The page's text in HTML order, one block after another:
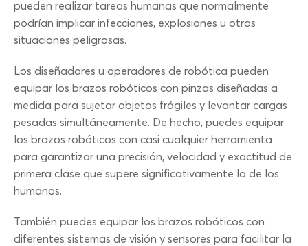
pueden realizar tareas humanas que normalmente
podrían implicar infecciones, explosiones u otras
situaciones peligrosas.
Los diseñadores u operadores de robótica pueden
equipar los brazos robóticos con pinzas diseñadas a
medida para sujetar objetos frágiles y levantar cargas
pesadas simultáneamente. De hecho, puedes equipar
los brazos robóticos con casi cualquier herramienta
para garantizar una precisión, velocidad y exactitud de
primera clase que supere significativamente la de los
humanos.
También puedes equipar los brazos robóticos con
diferentes sistemas de visión y sensores para facilitar la